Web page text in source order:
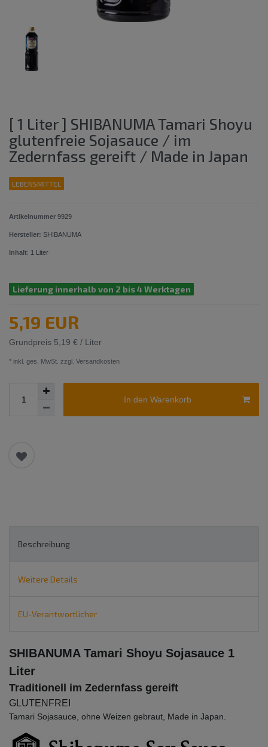
[ 1 Liter ] SHIBANUMA Tamari Shoyu
glutenfreie Sojasauce / im
Zedernfass gereift / Made in Japan
LEBENSMITTEL
Artikelnummer 9929
Hersteller: SHIBANUMA
Inhalt: 1 Liter
Lieferung innerhalb von 2 bis 4 Werktagen
5,19 EUR
Grundpreis 5,19 € / Liter
* inkl. ges. MwSt. zzgl. Versandkosten
In den Warenkorb
Beschreibung
Weitere Details
EU-Verantwortlicher
SHIBANUMA Tamari Shoyu Sojasauce 1
Liter
Traditionell im Zedernfass gereift
GLUTENFREI
Tamari Sojasauce, ohne Weizen gebraut, Made in Japan.